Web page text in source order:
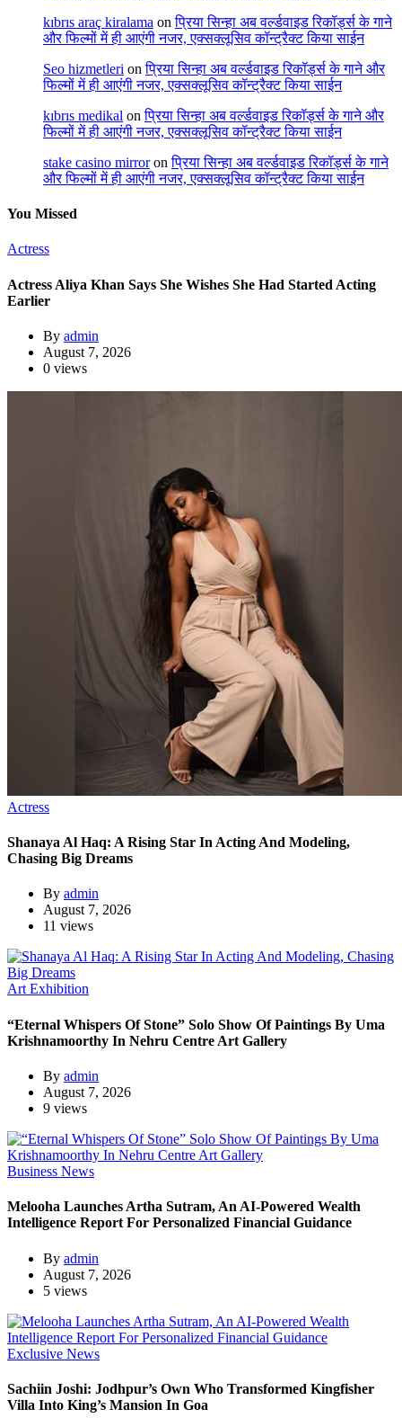
kıbrıs araç kiralama onप्रिया सिन्हा अब वर्ल्डवाइड रिकॉर्ड्स के गाने
और फिल्मों में ही आएंगी नजर, एक्सक्लूसिव कॉन्ट्रैक्ट किया साईन
Seo hizmetleri onप्रिया सिन्हा अब वर्ल्डवाइड रिकॉर्ड्स के गाने और
फिल्मों में ही आएंगी नजर, एक्सक्लूसिव कॉन्ट्रैक्ट किया साईन
kıbrıs medikal onप्रिया सिन्हा अब वर्ल्डवाइड रिकॉर्ड्स के गाने और
फिल्मों में ही आएंगी नजर, एक्सक्लूसिव कॉन्ट्रैक्ट किया साईन
stake casino mirroronप्रिया सिन्हा अब वर्ल्डवाइड रिकॉर्ड्स के गाने
और फिल्मों में ही आएंगी नजर, एक्सक्लूसिव कॉन्ट्रैक्ट किया साईन
You Missed
Actress
Actress Aliya Khan Says She Wishes She Had Started Acting
Earlier
By admin
August 7, 2026
0 views
Actress
Shanaya Al Haq: A Rising Star In Acting And Modeling,
Chasing Big Dreams
By admin
August 7, 2026
11 views
Art Exhibition
“Eternal Whispers Of Stone” Solo Show Of Paintings By Uma
Krishnamoorthy In Nehru Centre Art Gallery
By admin
August 7, 2026
9 views
Business News
Melooha Launches Artha Sutram, An AI-Powered Wealth
Intelligence Report For Personalized Financial Guidance
By admin
August 7, 2026
5 views
Exclusive News
Sachiin Joshi: Jodhpur’s Own Who Transformed Kingfisher
Villa Into King’s Mansion In Goa